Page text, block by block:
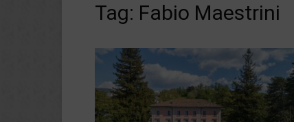
Tag: Fabio Maestrini